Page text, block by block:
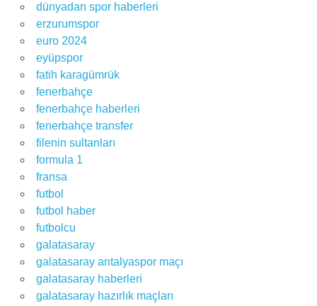
dünyadan spor haberleri
erzurumspor
euro 2024
eyüpspor
fatih karagümrük
fenerbahçe
fenerbahçe haberleri
fenerbahçe transfer
filenin sultanları
formula 1
fransa
futbol
futbol haber
futbolcu
galatasaray
galatasaray antalyaspor maçı
galatasaray haberleri
galatasaray hazırlık maçları